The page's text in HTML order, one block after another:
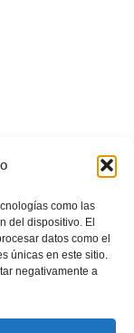
como las
del dispositivo. El
datos como el
únicas en este sitio.
negativamente a
Canal